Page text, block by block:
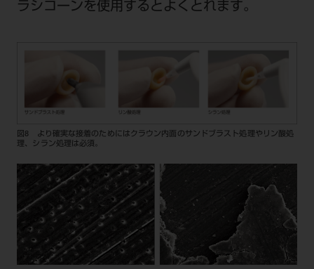
ラシコーンを使用するとよくとれます。
図8 より確実な接着のためにはクラウン内面のサンドブラスト処理やリン酸処
理、シラン処理は必須。